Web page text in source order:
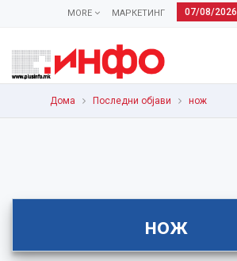
07/08/2026
МАРКЕТИНГ
MORE
Дома Последни објави нож
нож